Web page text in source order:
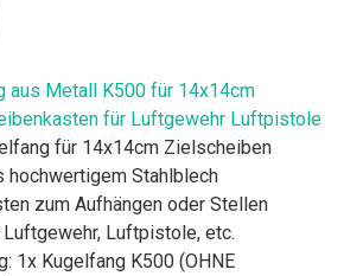
aus Metall K500 für 14x14cm
für Luftgewehr Luftpistole
für 14x14cm Zielscheiben
hochwertigem Stahlblech
zum Aufhängen oder Stellen
Luftpistole, etc.
1x Kugelfang K500 (OHNE